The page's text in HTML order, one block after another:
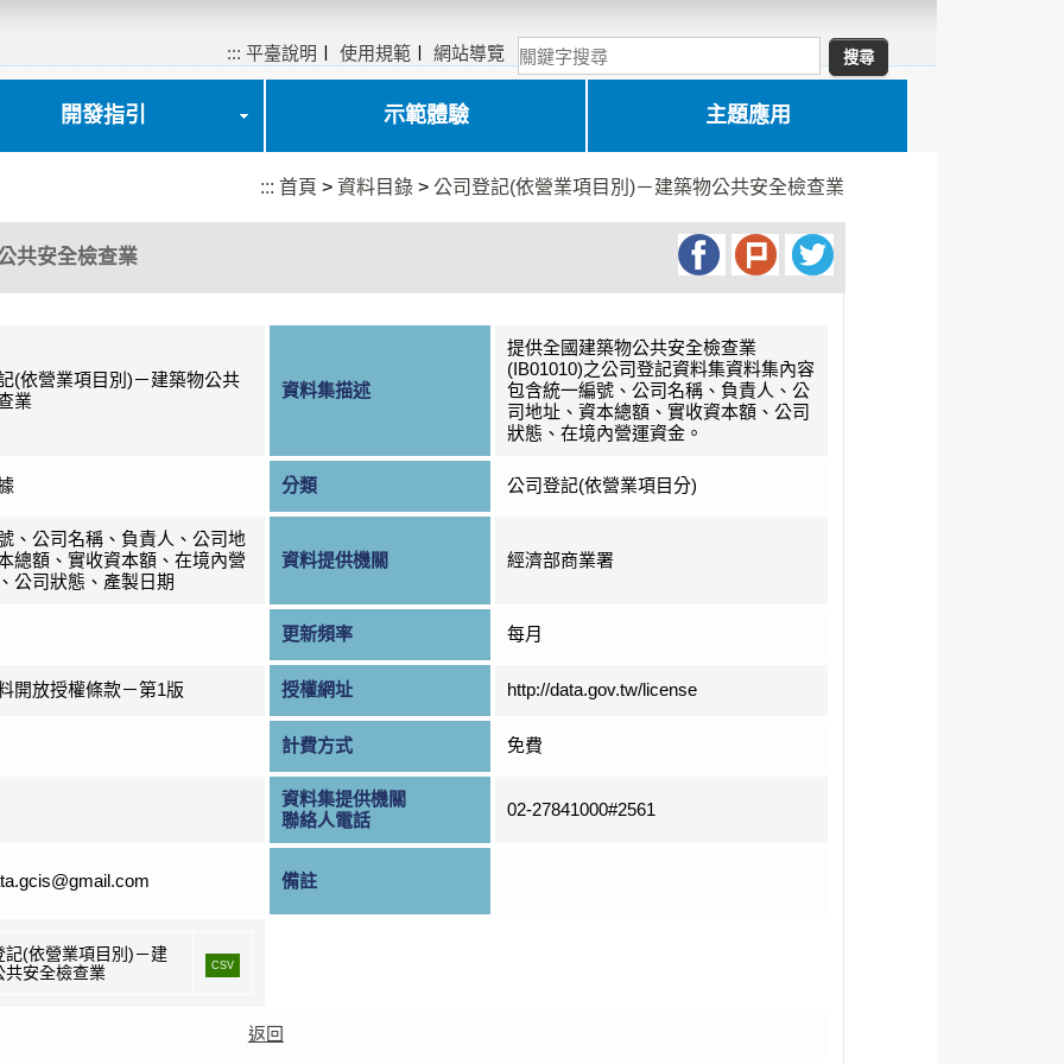
::: 平臺說明 〡使用規範 〡網站導覽
開發指引 示範體驗 主題應用
::: 首頁 >資料目錄 >公司登記(依營業項目別)－建築物公共安全檢查業
共安全檢查業
(依營業項目別)－建築物公共
業
資料集描述
提供全國建築物公共安全檢查業
(IB01010)之公司登記資料集資料集內容
包含統一編號、公司名稱、負責人、公
司地址、資本總額、實收資本額、公司
狀態、在境內營運資金。
分類 公司登記(依營業項目分)
、公司名稱、負責人、公司地
總額、實收資本額、在境內營
公司狀態、產製日期
資料提供機關 經濟部商業署
更新頻率 每月
開放授權條款－第1版 授權網址 http://data.gov.tw/license
計費方式 免費
資料集提供機關
聯絡人電話
02-27841000#2561
備註
記(依營業項目別)－建
共安全檢查業
CSV
返回